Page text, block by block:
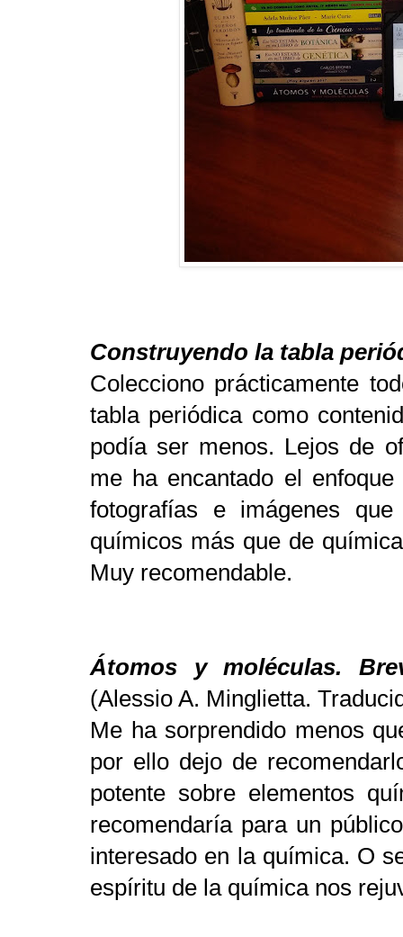
Construyendo la tabla
Colecciono prácticamente
tabla periódica como
podía ser menos. Lejos de
me ha encantado el
fotografías e imágenes
químicos más que de
Muy recomendable.
Átomos y moléculas.
(Alessio A. Minglietta.
Me ha sorprendido menos
por ello dejo de
potente sobre elementos
recomendaría para un
interesado en la química. O
espíritu de la química nos